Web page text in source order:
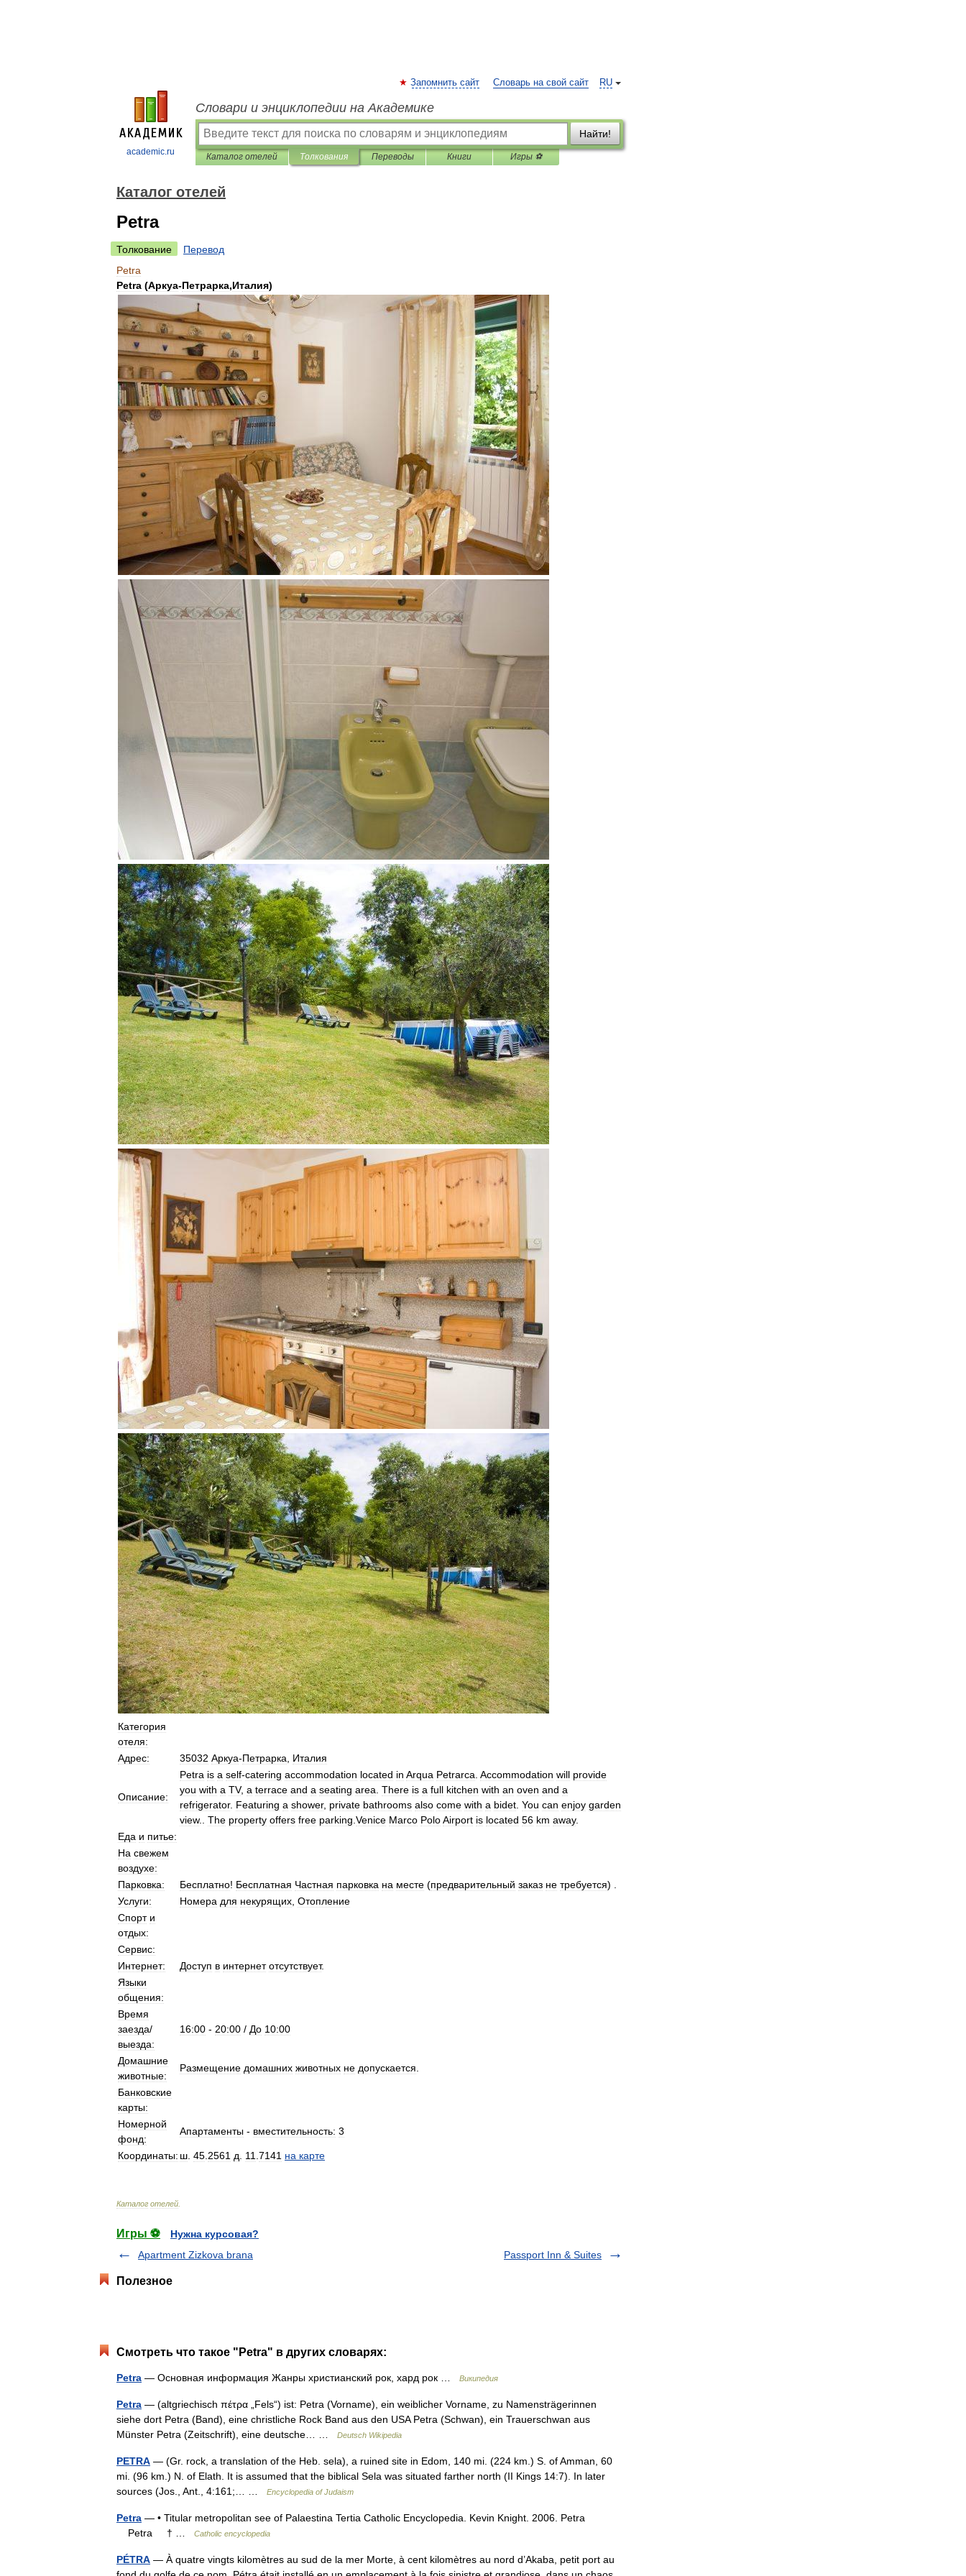
academic.ru
RU
Запомнить сайт Словарь на свой сайт
Словари и энциклопедии на Академике
Найти!
Каталог отелей Толкования Переводы Книги Игры ⚽
Каталог отелей
Petra
Толкование
Перевод
Petra
Petra (Аркуа-Петрарка,Италия)
Категория
отеля:
Адрес:
35032 Аркуа-Петрарка Италия
Описание:
Petra is a self-catering accommodation located in Arqua Petrarca Accommodation will provide
you with a TV, a terrace and a seating area There is a full kitchen with an oven and a
refrigerator. Featuring a shower, private bathrooms also come with a bidet You can enjoy garden
view.. The property offers free parking Venice Marco PoloAirport is located 56 km away.
Еда и питье:
На свежем
воздухе:
Парковка:
Бесплатно! Бесплатная Частная парковка на месте (предварительный заказ не требуется) .
Услуги:
Номера для некурящих Отопление
Спорт и
отдых:
Сервис:
Интернет:
Доступ в интернет отсутствует.
Языки
общения:
Время
заезда/
выезда:
16:00 - 20:00 / До 10:00
Домашние
животные:
Размещение домашних животных не допускается
Банковские
карты:
Номерной
фонд:
Апартаменты - вместительность: 3
Координаты: ш 45 2561 д 11 7141 на карте
Каталог отелей
Игры ⚽
Нужна курсовая?
Apartment Zizkova brana
Passport Inn & Suites
Полезное
Смотреть что такое "Petra" в других словарях:
Petra — Основная информация Жанры христианский рок, хард рок … Википедия
Petra — (altgriechisch πέτρα „Fels“) ist: Petra (Vorname), ein weiblicher Vorname, zu Namensträgerinnen
siehe dort Petra (Band), eine christliche Rock Band aus den USA Petra (Schwan), ein Trauerschwan aus
Münster Petra (Zeitschrift), eine deutsche… …
Deutsch Wikipedia
PETRA — (Gr. rock, a translation of the Heb. sela), a ruined site in Edom, 140 mi. (224 km.) S. of Amman, 60
mi. (96 km.) N. of Elath. It is assumed that the biblical Sela was situated farther north (II Kings 14:7). In later
sources (Jos., Ant., 4:161;… …
Encyclopedia of Judaism
Petra — • Titular metropolitan see of Palaestina Tertia Catholic Encyclopedia. Kevin Knight. 2006. Petra
Petra † …
Catholic encyclopedia
PÉTRA — À quatre vingts kilomètres au sud de la mer Morte, à cent kilomètres au nord d’Akaba, petit port au